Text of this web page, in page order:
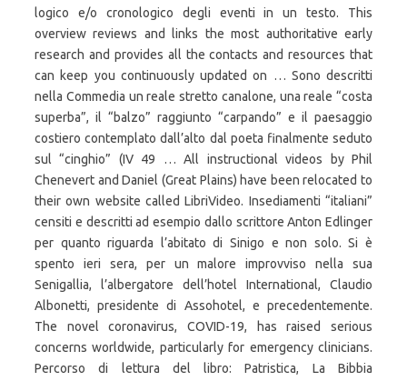
logico e/o cronologico degli eventi in un testo. This
overview reviews and links the most authoritative early
research and provides all the contacts and resources that
can keep you continuously updated on … Sono descritti
nella Commedia un reale stretto canalone, una reale “costa
superba”, il “balzo” raggiunto “carpando” e il paesaggio
costiero contemplato dall’alto dal poeta finalmente seduto
sul “cinghio” (IV 49 … All instructional videos by Phil
Chenevert and Daniel (Great Plains) have been relocated to
their own website called LibriVideo. Insediamenti “italiani”
censiti e descritti ad esempio dallo scrittore Anton Edlinger
per quanto riguarda l’abitato di Sinigo e non solo. Si è
spento ieri sera, per un malore improvviso nella sua
Senigallia, l’albergatore dell’hotel International, Claudio
Albonetti, presidente di Assohotel, e precedentemente.
The novel coronavirus, COVID-19, has raised serious
concerns worldwide, particularly for emergency clinicians.
Percorso di lettura del libro: Patristica, La Bibbia